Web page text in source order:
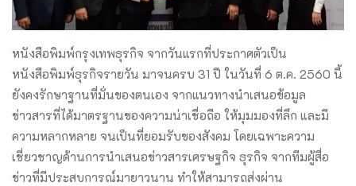
หนังสือพิมพ์กรุงเทพธุรกิจ จากวันแรกที่ประกาศตัวเป็น
หนังสือพิมพ์ธุรกิจรายวัน มาจนครบ 31 ปี ในวันที่ 6 ต.ค. 2560 นี้
ยังคงรักษาฐานที่มั่นของตนเอง จากแนวทางนำเสนอข้อมูล
ข่าวสารที่ได้มาตรฐานของความน่าเชื่อถือ ให้มุมมองที่ลึก และมี
ความหลากหลาย จนเป็นที่ยอมรับของสังคม โดยเฉพาะความ
เชี่ยวชาญด้านการนำเสนอข่าวสารเศรษฐกิจ ธุรกิจ จากทีมผู้สื่อ
ข่าวที่มีประสบการณ์มายาวนาน ทำให้สามารถส่งผ่าน